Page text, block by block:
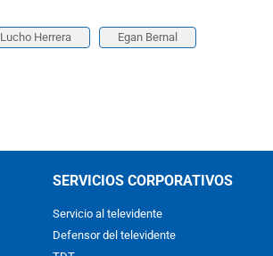
Lucho Herrera Egan Bernal
SERVICIOS CORPORATIVOS
Servicio al televidente
Defensor del televidente